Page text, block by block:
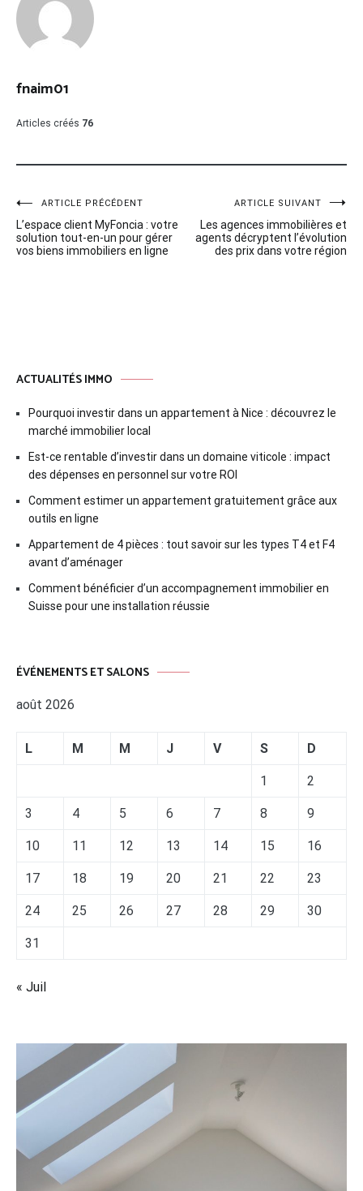
fnaim01
Articles créés 76
Navigation
de
ARTICLE PRÉCÉDENT
L’espace client MyFoncia : votre
solution tout-en-un pour gérer
vos biens immobiliers en ligne
ARTICLE SUIVANT
Les agences immobilières et
agents décryptent l’évolution
des prix dans votre région
ACTUALITÉS IMMO
Pourquoi investir dans un appartement à Nice : découvrez le
marché immobilier local
Est-ce rentable d’investir dans un domaine viticole : impact
des dépenses en personnel sur votre ROI
Comment estimer un appartement gratuitement grâce aux
outils en ligne
Appartement de 4 pièces : tout savoir sur les types T4 et F4
avant d’aménager
Comment bénéficier d’un accompagnement immobilier en
Suisse pour une installation réussie
ÉVÉNEMENTS ET SALONS
août 2026
L M M J V S D
1 2
3 4 5 6 7 8 9
10 11 12 13 14 15 16
17 18 19 20 21 22 23
24 25 26 27 28 29 30
31
« Juil